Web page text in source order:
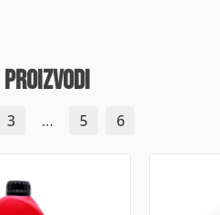
proizvodi
3 … 5 6